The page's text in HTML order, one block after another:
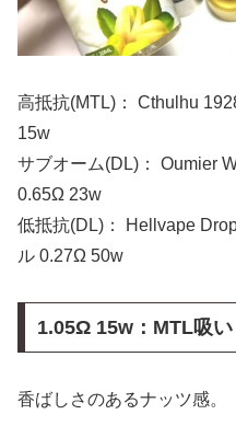
高抵抗(MTL)： Cthulhu
15w
サブオーム(DL)： Oumier
0.65Ω 23w
低抵抗(DL)： Hellvape
ル 0.27Ω 50w
1.05Ω 15w：MTL吸い
香ばしさのあるナッツ感。